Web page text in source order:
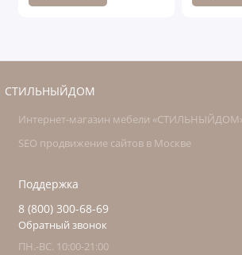
СТИЛЬНЫЙДОМ
Интернет-магазин мебели
SEO продвижение сайтов в Москве
Поддержка
8 (800) 300-68-69
Обратный звонок
ПН.-ВС. 10:00-21:00